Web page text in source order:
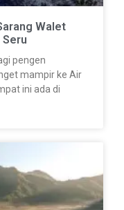
Walet
pengen
mampir ke Air
ini ada di